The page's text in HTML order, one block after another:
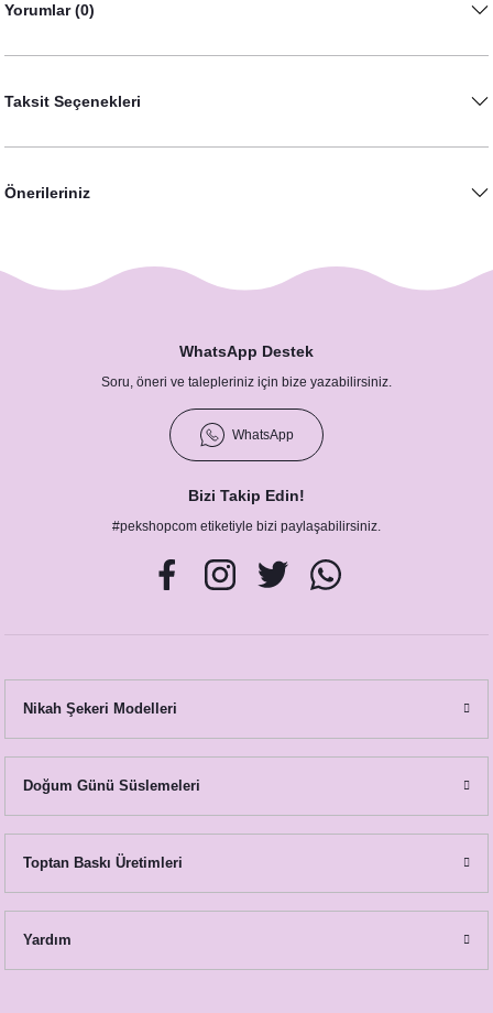
Ananas Temalı İsme Özel Dövme
29,00 TL
Yorumlar (0)
Taksit Seçenekleri
Önerileriniz
WhatsApp Destek
Soru, öneri ve talepleriniz için bize yazabilirsiniz.
WhatsApp
Bizi Takip Edin!
#pekshopcom etiketiyle bizi paylaşabilirsiniz.
Nikah Şekeri Modelleri
Doğum Günü Süslemeleri
Toptan Baskı Üretimleri
Yardım